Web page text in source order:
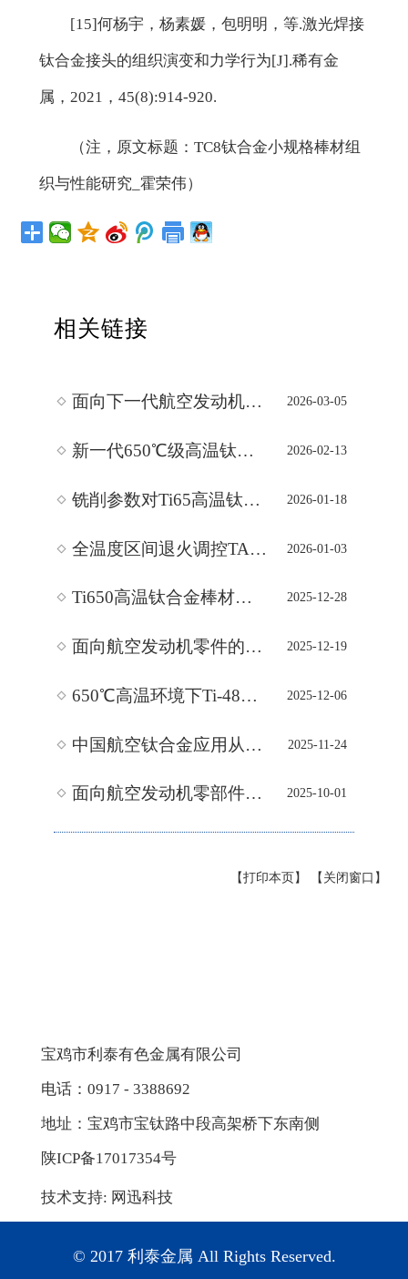
[15]何杨宇，杨素媛，包明明，等.激光焊接
钛合金接头的组织演变和力学行为[J].稀有金
属，2021，45(8):914-920.
（注，原文标题：TC8钛合金小规格棒材组
织与性能研究_霍荣伟）
相关链接
2026-03-05
面向下一代航空发动机的Ti65高温钛合金厚截面锻件650℃持久性能、位错动力学及组织调控技术基础
2026-02-13
新一代650℃级高温钛合金Ti65厚截面锻件工程化应用基础与热处理制度设计研究：不同固溶冷却方式诱导的显微组织异质性对材料室温拉伸强度、
2026-01-18
铣削参数对Ti65高温钛合金表面粗糙度/残余应力/硬度的影响规律：每齿进给量是表面粗糙度首要影响因素,铣削速度与每齿进给量主导残余压应力
2026-01-03
全温度区间退火调控TA15钛合金组织-性能关联机制：断口从韧性韧窝转变为脆性解理特征，建立完整“退火工艺-相组成-力学性能”关系，填补β单相
2025-12-28
Ti650高温钛合金棒材热加工-组织-高温性能一体化研究：影响棒材强度与抗蠕变性能，1000℃轧制时抗蠕变性能最佳，构建轧制温度-组织-高温性能关
2025-12-19
面向航空发动机零件的TA19钛合金棒材锻造工艺优化基础研究——聚焦组织织构演变与锻造参数的关联，量化不同火次/位置α相尺寸与长宽比变化
2025-12-06
650℃高温环境下Ti-48Al-2Cr-2Nb钛铝合金超高周疲劳行为研究——基于超声疲劳试验的S-N曲线特征、断口机制及裂纹萌生扩展规律解析，为航空
2025-11-24
中国航空钛合金应用从追赶到领跑的发展历程与技术突破——见证从J-7到J-20/C919的机型用钛升级，解析发动机用钛比例从2%到41%的性能跃升，攻
2025-10-01
面向航空发动机零部件应用的Ti150与TC19异种钛合金真空钎焊技术研究——基于Ti-21Cu-13Zr-9Ni钎料的扩散层形成机制、力学性能温度依赖性
【打印本页】 【关闭窗口】
宝鸡市利泰有色金属有限公司
电话：0917 - 3388692
地址：宝鸡市宝钛路中段高架桥下东南侧
陕ICP备17017354号
技术支持: 网迅科技
© 2017 利泰金属 All Rights Reserved.